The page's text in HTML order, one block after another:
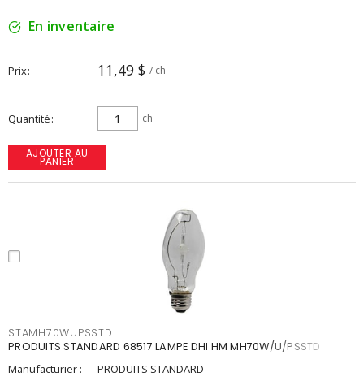
En inventaire
Prix 11,49 $ / ch
Quantité ch
AJOUTER AU
PANIER
STAMH70WUPSSTD
PRODUITS STANDARD 68517 LAMPE DHI HM MH70W/U/PSSTD
Manufacturier :
PRODUITS STANDARD